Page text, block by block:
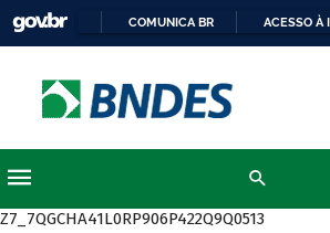
COMUNICA BR ACESSO À
Z7_7QGCHA41L0RP906P422Q9Q0513